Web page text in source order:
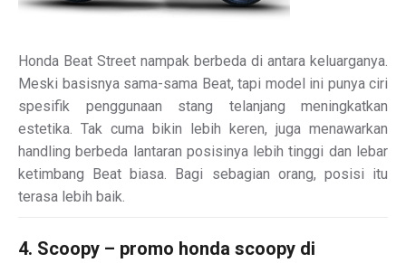
Honda Beat Street nampak berbeda di antara keluarganya.
Meski basisnya sama-sama Beat, tapi model ini punya ciri
spesifik penggunaan stang telanjang meningkatkan
estetika. Tak cuma bikin lebih keren, juga menawarkan
handling berbeda lantaran posisinya lebih tinggi dan lebar
ketimbang Beat biasa. Bagi sebagian orang, posisi itu
terasa lebih baik.
4. Scoopy – promo honda scoopy di